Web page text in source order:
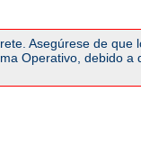
Asegúrese de que
Operativo, debido a